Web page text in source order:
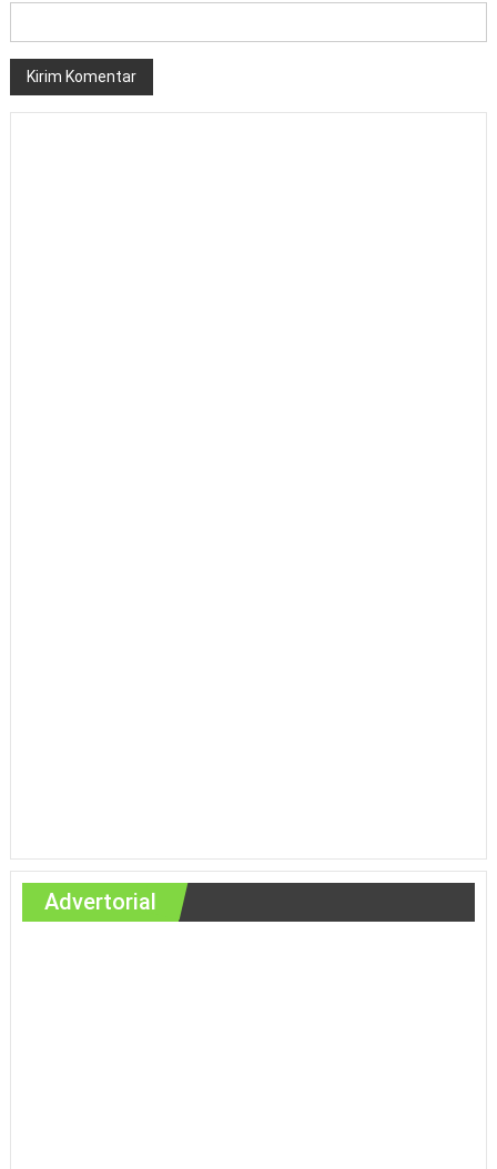
Advertorial